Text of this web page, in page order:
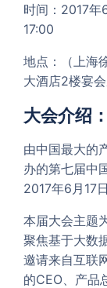
时间：2017年
17:00
地点：（上海
大酒店2楼宴
大会介绍：
由中国最大的
办的第七届中
2017年6月17
本届大会主题
聚焦基于大数
邀请来自互联
的CEO、产品